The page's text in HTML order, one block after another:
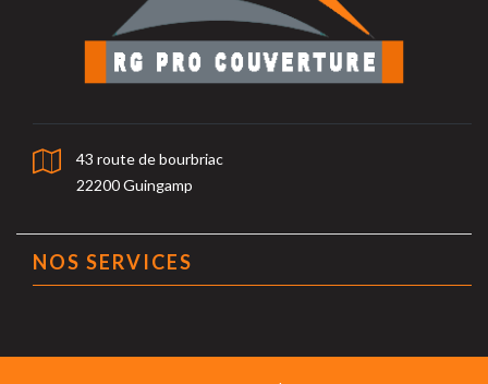
43 route de bourbriac
22200 Guingamp
NOS SERVICES